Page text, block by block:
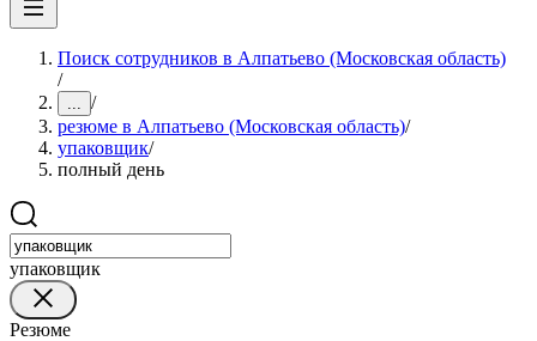
Поиск сотрудников в Алпатьево (Московская область)
/
... /
резюме в Алпатьево (Московская область)/
упаковщик/
полный день
упаковщик
Резюме